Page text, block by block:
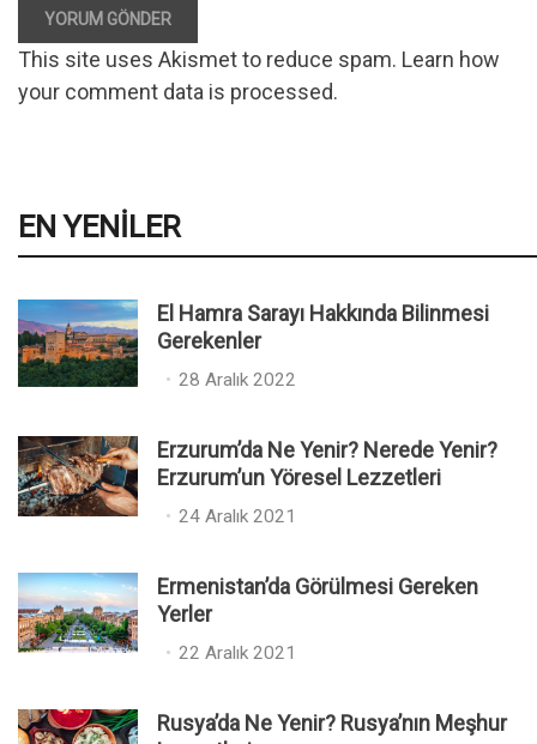
YORUM GÖNDER
This site uses Akismet to reduce spam. Learn how
your comment data is processed.
EN YENILER
El Hamra Sarayı Hakkında Bilinmesi
Gerekenler
P
t
e
d
n
28 Aralık 2022
Erzurum’da Ne Yenir? Nerede Yenir?
Erzurum’un Yöresel Lezzetleri
P
t
e
d
n
24 Aralık 2021
Ermenistan’da Görülmesi Gereken
Yerler
P
t
22 Aralık 2021
Rusya’da Ne Yenir? Rusya’nın Meşhur